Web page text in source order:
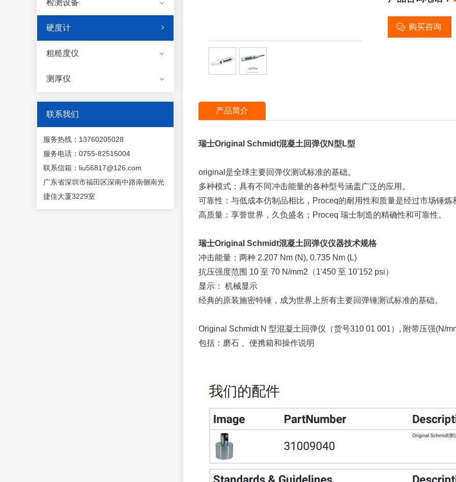
检测设备
硬度计
粗糙度仪
测厚仪
联系我们
服务热线：13760205028
服务电话：0755-82515004
联系信箱：liu56817@126.com
广东省深圳市福田区深南中路南侧南光
捷佳大厦3229室
购买咨询
产品简介
瑞士Original Schmidt混凝土回弹仪N型L型
original是全球主要回弹仪测试标准的基础。
多种模式：具有不同冲击能量的各种型号涵盖广泛的应用。
可靠性：与低成本仿制品相比，Proceq的耐用性和质量是经过市场锤炼
高质量：享誉世界，久负盛名；Proceq 瑞士制造的精确性和可靠性。
瑞士Original Schmidt混凝土回弹仪仪器技术规格
冲击能量：两种 2.207 Nm (N), 0.735 Nm (L)
抗压强度范围 10 至 70 N/mm2（1'450 至 10'152 psi）
显示： 机械显示
经典的原装施密特锤，成为世界上所有主要回弹锤测试标准的基础。
Original Schmidt N 型混凝土回弹仪（货号310 01 001）, 附带压强(N/
包括：磨石 、便携箱和操作说明